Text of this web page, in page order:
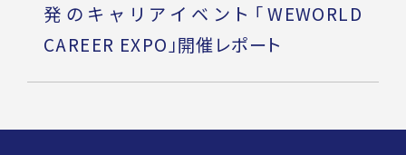
発のキャリアイベント「WEWORLD
CAREER EXPO」開催レポート